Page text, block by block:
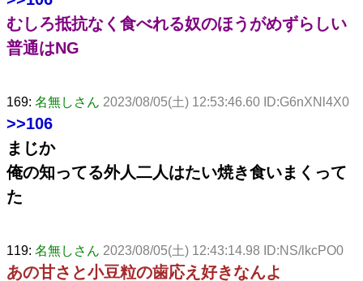
むしろ抵抗なく食べれる奴のほうがめずらしい
普通はNG
169: 名無しさん 2023/08/05(土) 12:53:46.60 ID:G6nXNl4X0
>>106
まじか
俺の知ってる外人二人はたい焼き食いまくって
た
119: 名無しさん 2023/08/05(土) 12:43:14.98 ID:NS/lkcPO0
あの甘さと小豆粒の歯応え好きなんよ